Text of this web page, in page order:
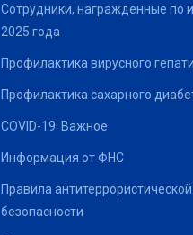
Сотрудники, награжденные по
2025 года
Профилактика вирусного
Профилактика сахарного
COVID-19: Важное
Информация от ФНС
Правила антитеррористической
безопасности